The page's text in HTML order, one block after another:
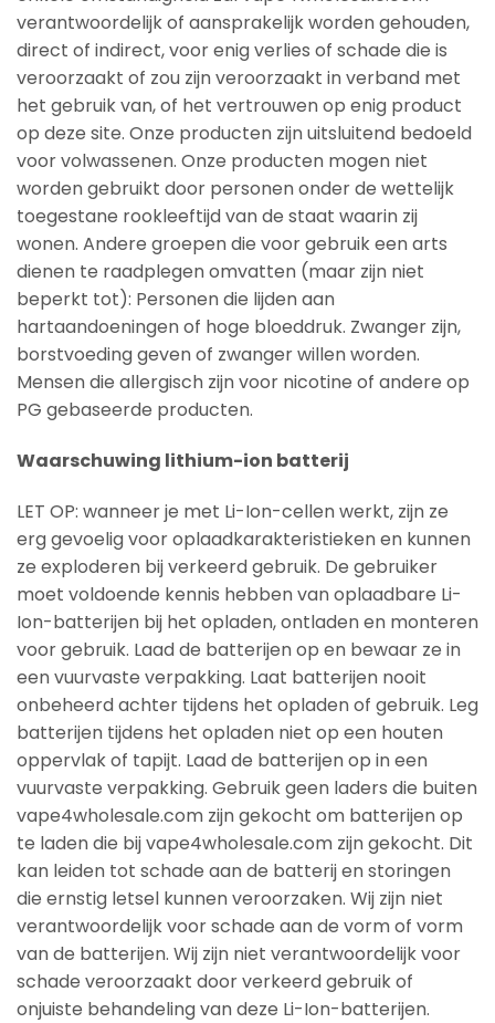
verantwoordelijk of aansprakelijk worden gehouden,
direct of indirect, voor enig verlies of schade die is
veroorzaakt of zou zijn veroorzaakt in verband met
het gebruik van, of het vertrouwen op enig product
op deze site. Onze producten zijn uitsluitend bedoeld
voor volwassenen. Onze producten mogen niet
worden gebruikt door personen onder de wettelijk
toegestane rookleeftijd van de staat waarin zij
wonen. Andere groepen die voor gebruik een arts
dienen te raadplegen omvatten (maar zijn niet
beperkt tot): Personen die lijden aan
hartaandoeningen of hoge bloeddruk. Zwanger zijn,
borstvoeding geven of zwanger willen worden.
Mensen die allergisch zijn voor nicotine of andere op
PG gebaseerde producten.
Waarschuwing lithium-ion batterij
LET OP: wanneer je met Li-Ion-cellen werkt, zijn ze
erg gevoelig voor oplaadkarakteristieken en kunnen
ze exploderen bij verkeerd gebruik. De gebruiker
moet voldoende kennis hebben van oplaadbare Li-
Ion-batterijen bij het opladen, ontladen en monteren
voor gebruik. Laad de batterijen op en bewaar ze in
een vuurvaste verpakking. Laat batterijen nooit
onbeheerd achter tijdens het opladen of gebruik. Leg
batterijen tijdens het opladen niet op een houten
oppervlak of tapijt. Laad de batterijen op in een
vuurvaste verpakking. Gebruik geen laders die buiten
vape4wholesale.com zijn gekocht om batterijen op
te laden die bij vape4wholesale.com zijn gekocht. Dit
kan leiden tot schade aan de batterij en storingen
die ernstig letsel kunnen veroorzaken. Wij zijn niet
verantwoordelijk voor schade aan de vorm of vorm
van de batterijen. Wij zijn niet verantwoordelijk voor
schade veroorzaakt door verkeerd gebruik of
onjuiste behandeling van deze Li-Ion-batterijen.